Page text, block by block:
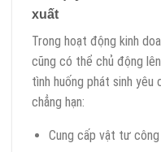
xuất
Trong hoạt động kinh
cũng có thể chủ động
tình huống phát sinh yêu
chẳng hạn:
Cung cấp vật tư